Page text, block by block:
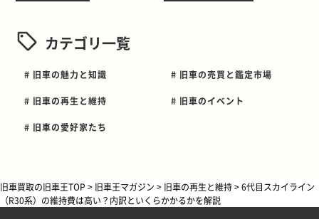
カテゴリ一覧
# 旧車の魅力と知識 # 旧車の売買と鑑定市場
# 旧車の再生と維持 # 旧車のイベント
# 旧車の愛好家たち
旧車買取の旧車王TOP > 旧車王マガジン > 旧車の再生と維持>6代目スカイライン
（R30系）の維持費は高い？内訳といくらかかるかを解説